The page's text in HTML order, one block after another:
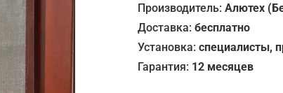
Производитель:Алютех
Доставка:бесплатно
Установка:специалисты,
Гарантия: 12 месяцев